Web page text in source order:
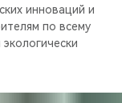
инноваций и
по всему